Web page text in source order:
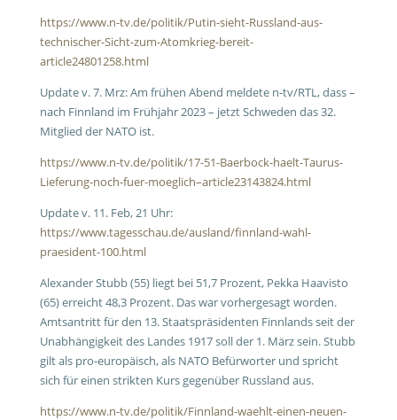
https://www.n-tv.de/politik/Putin-sieht-Russland-aus-
technischer-Sicht-zum-Atomkrieg-bereit-
article24801258.html
Update v. 7. Mrz: Am frühen Abend meldete n-tv/RTL, dass –
nach Finnland im Frühjahr 2023 – jetzt Schweden das 32.
Mitglied der NATO ist.
https://www.n-tv.de/politik/17-51-Baerbock-haelt-Taurus-
Lieferung-noch-fuer-moeglich–article23143824.html
Update v. 11. Feb, 21 Uhr:
https://www.tagesschau.de/ausland/finnland-wahl-
praesident-100.html
Alexander Stubb (55) liegt bei 51,7 Prozent, Pekka Haavisto
(65) erreicht 48,3 Prozent. Das war vorhergesagt worden.
Amtsantritt für den 13. Staatspräsidenten Finnlands seit der
Unabhängigkeit des Landes 1917 soll der 1. März sein. Stubb
gilt als pro-europäisch, als NATO Befürworter und spricht
sich für einen strikten Kurs gegenüber Russland aus.
https://www.n-tv.de/politik/Finnland-waehlt-einen-neuen-